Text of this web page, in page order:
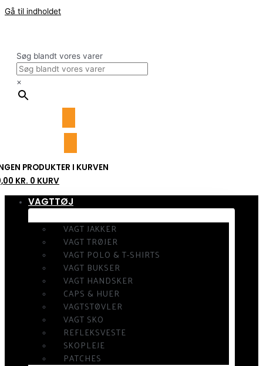
Gå til indholdet
Søg blandt vores varer
×
PRODUKTER I KURVEN
KR. 0 KURV
VAGTTØJ
VAGT JAKKER
VAGT TRØJER
VAGT POLO & T-SHIRTS
VAGT BUKSER
VAGT HANDSKER
CAPS & HUER
VAGTSTØVLER
VAGT SKO
REFLEKSVESTE
SKOPLEJE
PATCHES